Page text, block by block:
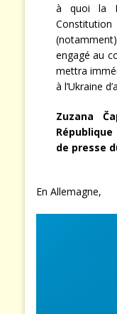
à quoi la
engagé au
mettra
à l’Ukraine
Zuzana
de presse
En Allemagne,